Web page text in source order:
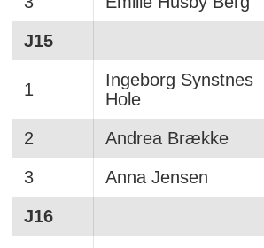
J15
1
Ingeborg Synstnes
Hole
2 Andrea Brække
3
Anna Jensen
J16